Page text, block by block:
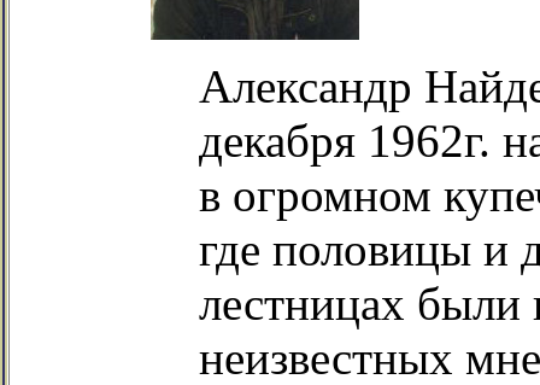
Александр
декабря 1962г.
в огромном
где половицы и
лестницах были
неизвестных